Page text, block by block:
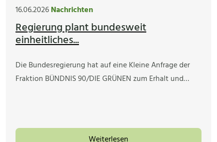
16.06.2026Nachrichten
Regierung plant bundesweit
einheitliches...
Die Bundesregierung hat auf eine Kleine Anfrage der
Fraktion BÜNDNIS 90/DIE GRÜNEN zum Erhalt und…